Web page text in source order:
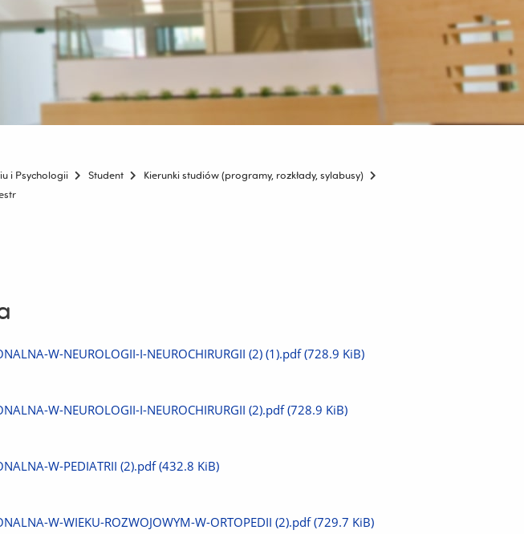
i Psychologii Student
Kierunki studiów (programy, rozkłady, sylabusy)
W-NEUROLOGII-I-NEUROCHIRURGII (2) (1).pdf (728.9 KiB)
W-NEUROLOGII-I-NEUROCHIRURGII (2).pdf (728.9 KiB)
W-PEDIATRII (2).pdf(432.8 KiB)
W-WIEKU-ROZWOJOWYM-W-ORTOPEDII (2).pdf (729.7 KiB)